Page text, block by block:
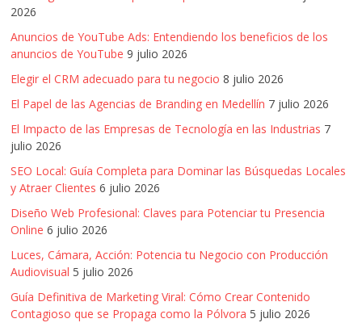
Radio,
SEO,
Free
Press,
RRPP,
Spots,
Comerciales,
Periodismo,
Revistas,
Magazines
,
ATL,
BTL,
Periódicos
y
2026
Anuncios de YouTube Ads: Entendiendo los beneficios de los
anuncios de YouTube 9 julio 2026
Elegir el CRM adecuado para tu negocio 8 julio 2026
El Papel de las Agencias de Branding en Medellín 7 julio 2026
El Impacto de las Empresas de Tecnología en las Industrias 7
julio 2026
SEO Local: Guía Completa para Dominar las Búsquedas Locales
y Atraer Clientes 6 julio 2026
Diseño Web Profesional: Claves para Potenciar tu Presencia
Online 6 julio 2026
Luces, Cámara, Acción: Potencia tu Negocio con Producción
Audiovisual 5 julio 2026
Guía Definitiva de Marketing Viral: Cómo Crear Contenido
Contagioso que se Propaga como la Pólvora 5 julio 2026